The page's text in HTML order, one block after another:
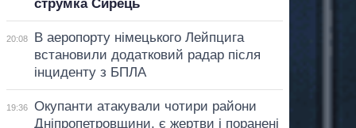
струмка Сирець
20:08
В аеропорту німецького Лейпцига
встановили додатковий радар після
інциденту з БПЛА
19:36
Окупанти атакували чотири райони
Дніпропетровщини, є жертви і поранені